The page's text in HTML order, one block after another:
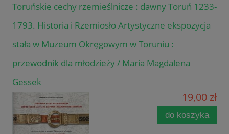
Toruńskie cechy rzemieślnicze : dawny Toruń 1233-
1793. Historia i Rzemiosło Artystyczne ekspozycja
stała w Muzeum Okręgowym w Toruniu :
przewodnik dla młodzieży / Maria Magdalena
Gessek
19,00 zł
do koszyka